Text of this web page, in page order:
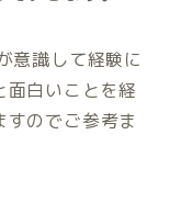
意識して経験に
面白いことを経
のでご参考ま